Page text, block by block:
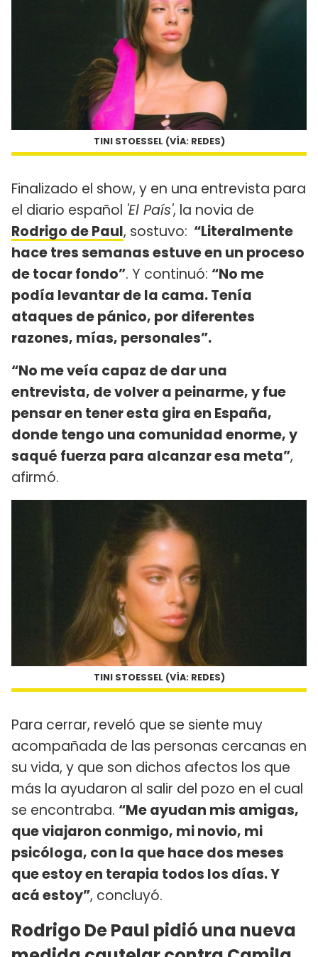
TINI STOESSEL (VÍA: REDES)
Finalizado el show, y en una entrevista para
el diario español 'El País', la novia de
Rodrigo de Paul, sostuvo: “Literalmente
hace tres semanas estuve en un proceso
de tocar fondo”. Y continuó: “No me
podía levantar de la cama. Tenía
ataques de pánico, por diferentes
razones, mías, personales”.
“No me veía capaz de dar una
entrevista, de volver a peinarme, y fue
pensar en tener esta gira en España,
donde tengo una comunidad enorme, y
saqué fuerza para alcanzar esa meta”,
afirmó.
TINI STOESSEL (VÍA: REDES)
Para cerrar, reveló que se siente muy
acompañada de las personas cercanas en
su vida, y que son dichos afectos los que
más la ayudaron al salir del pozo en el cual
se encontraba. “Me ayudan mis amigas,
que viajaron conmigo, mi novio, mi
psicóloga, con la que hace dos meses
que estoy en terapia todos los días. Y
acá estoy”, concluyó.
Rodrigo De Paul pidió una nueva